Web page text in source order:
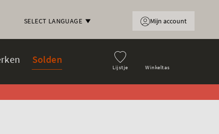
SELECT LANGUAGE
Lijstje Winkeltas
Solden
Mijn account